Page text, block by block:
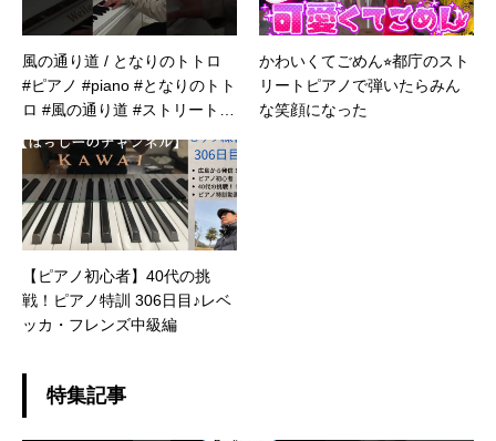
風の通り道 / となりのトトロ
#ピアノ #piano #となりのトト
ロ #風の通り道 #ストリートピ
ainstation
かわいくてごめん⭐︎都庁のスト
リートピアノで弾いたらみん
な笑顔になった
【ピアノ初心者】40代の挑
戦！ピアノ特訓 306日目♪レベ
ッカ・フレンズ中級編
特集記事